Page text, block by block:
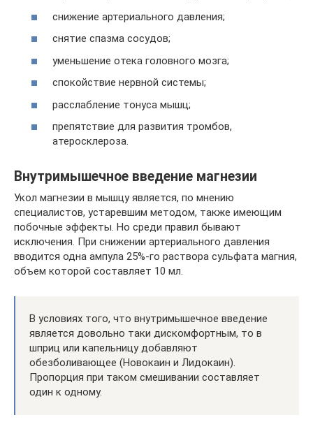
снижение артериального давления;
снятие спазма сосудов;
уменьшение отека головного мозга;
спокойствие нервной системы;
расслабление тонуса мышц;
препятствие для развития тромбов,
атеросклероза.
Внутримышечное введение магнезии
Укол магнезии в мышцу является, по мнению
специалистов, устаревшим методом, также имеющим
побочные эффекты. Но среди правил бывают
исключения. При снижении артериального давления
вводится одна ампула 25%-го раствора сульфата магния,
объем которой составляет 10 мл.
В условиях того, что внутримышечное введение
является довольно таки дискомфортным, то в
шприц или капельницу добавляют
обезболивающее (Новокаин и Лидокаин).
Пропорция при таком смешивании составляет
один к одному.